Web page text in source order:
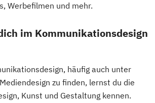
Werbefilmen und mehr.
im Kommunikationsdesign
häufig auch unter
zu finden, lernst du die
Kunst und Gestaltung kennen.